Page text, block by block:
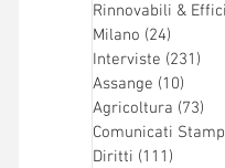
Rinnovabili &
Milano (24)
Interviste (231)
Assange (10)
Agricoltura (73)
Comunicati
Diritti (111)